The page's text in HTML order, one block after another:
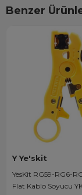
Benzer
Y Ye'skit
YesKit RG59-RG6-
Flat Kablo Soyucu